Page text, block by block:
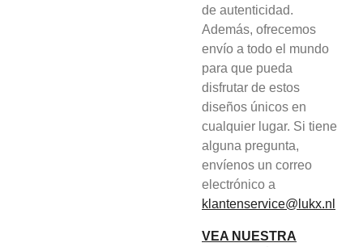
de autenticidad.
Además, ofrecemos
envío a todo el mundo
para que pueda
disfrutar de estos
diseños únicos en
cualquier lugar. Si tiene
alguna pregunta,
envíenos un correo
electrónico a
klantenservice@lukx.nl
VEA NUESTRA